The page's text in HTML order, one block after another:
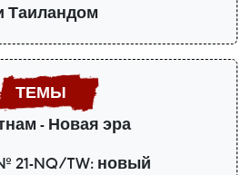
Таиландом
- Новая эра
21-NQ/TW: новый